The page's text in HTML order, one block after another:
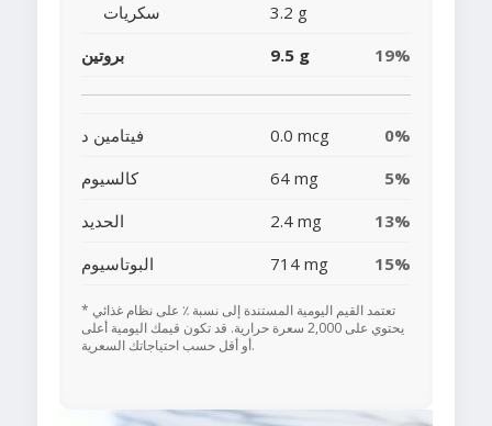
سكريات
3.2 g
بروتين
9.5 g 19%
فيتامين د 0.0 mcg
0%
كالسيوم
64 mg
5%
الحديد
2.4 mg
13%
البوتاسيوم
714 mg 15%
* تعتمد القيم اليومية المستندة إلى نسبة ٪ على نظام غذائي
يحتوي على 2,000 سعرة حرارية. قد تكون قيمك اليومية أعلى
أو أقل حسب احتياجاتك السعرية.